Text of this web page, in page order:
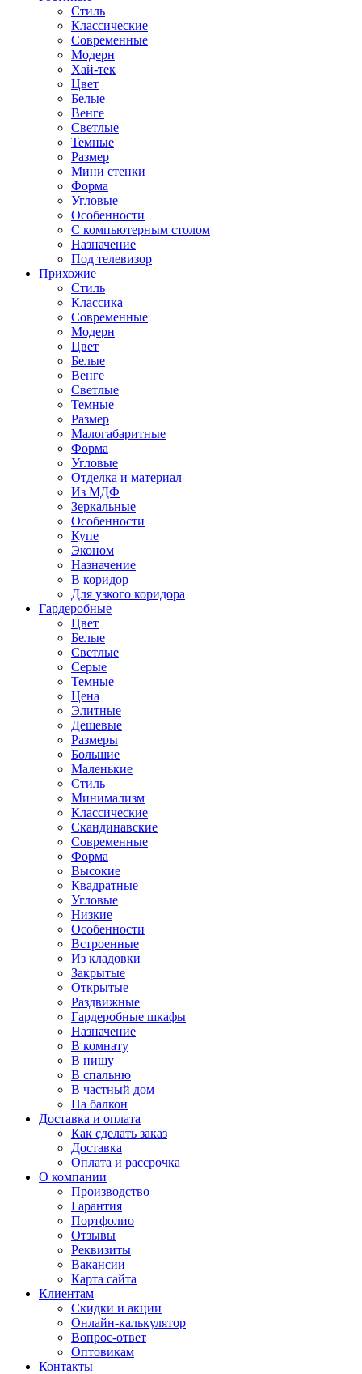
Стиль
Классические
Современные
Модерн
Хай-тек
Цвет
Белые
Венге
Светлые
Темные
Размер
Мини стенки
Форма
Угловые
Особенности
С компьютерным столом
Назначение
Под телевизор
Прихожие
Стиль
Классика
Современные
Модерн
Цвет
Белые
Венге
Светлые
Темные
Размер
Малогабаритные
Форма
Угловые
Отделка и материал
Из МДФ
Зеркальные
Особенности
Купе
Эконом
Назначение
В коридор
Для узкого коридора
Гардеробные
Цвет
Белые
Светлые
Серые
Темные
Цена
Элитные
Дешевые
Размеры
Большие
Маленькие
Стиль
Минимализм
Классические
Скандинавские
Современные
Форма
Высокие
Квадратные
Угловые
Низкие
Особенности
Встроенные
Из кладовки
Закрытые
Открытые
Раздвижные
Гардеробные шкафы
Назначение
В комнату
В нишу
В спальню
В частный дом
На балкон
Доставка и оплата
Как сделать заказ
Доставка
Оплата и рассрочка
О компании
Производство
Гарантия
Портфолио
Отзывы
Реквизиты
Вакансии
Карта сайта
Клиентам
Скидки и акции
Онлайн-калькулятор
Вопрос-ответ
Оптовикам
Контакты